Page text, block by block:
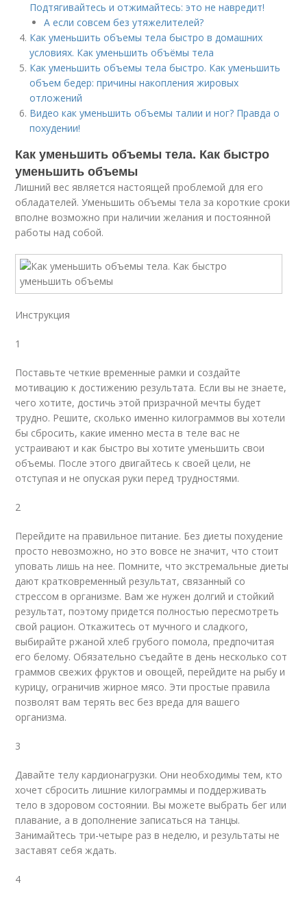
Подтягивайтесь и отжимайтесь: это не навредит!
А если совсем без утяжелителей?
Как уменьшить объемы тела быстро в домашних
условиях. Как уменьшить объёмы тела
Как уменьшить объемы тела быстро. Как уменьшить
объем бедер: причины накопления жировых
отложений
Видео как уменьшить объемы талии и ног? Правда о
похудении!
Как уменьшить объемы тела. Как быстро
уменьшить объемы
Лишний вес является настоящей проблемой для его
обладателей. Уменьшить объемы тела за короткие сроки
вполне возможно при наличии желания и постоянной
работы над собой.
Инструкция
1
Поставьте четкие временные рамки и создайте
мотивацию к достижению результата. Если вы не знаете,
чего хотите, достичь этой призрачной мечты будет
трудно. Решите, сколько именно килограммов вы хотели
бы сбросить, какие именно места в теле вас не
устраивают и как быстро вы хотите уменьшить свои
объемы. После этого двигайтесь к своей цели, не
отступая и не опуская руки перед трудностями.
2
Перейдите на правильное питание. Без диеты похудение
просто невозможно, но это вовсе не значит, что стоит
уповать лишь на нее. Помните, что экстремальные диеты
дают кратковременный результат, связанный со
стрессом в организме. Вам же нужен долгий и стойкий
результат, поэтому придется полностью пересмотреть
свой рацион. Откажитесь от мучного и сладкого,
выбирайте ржаной хлеб грубого помола, предпочитая
его белому. Обязательно съедайте в день несколько сот
граммов свежих фруктов и овощей, перейдите на рыбу и
курицу, ограничив жирное мясо. Эти простые правила
позволят вам терять вес без вреда для вашего
организма.
3
Давайте телу кардионагрузки. Они необходимы тем, кто
хочет сбросить лишние килограммы и поддерживать
тело в здоровом состоянии. Вы можете выбрать бег или
плавание, а в дополнение записаться на танцы.
Занимайтесь три-четыре раз в неделю, и результаты не
заставят себя ждать.
4